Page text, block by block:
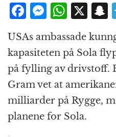
F
c
e
b
o
o
k
M
e
ss
e
n
g
e
r
W
h
at
s
A
p
p
X
c
USAs ambassade
kapasiteten på Sola
på fylling av drivstoff.
Gram vet at
milliarder på Rygge,
planene for Sola.